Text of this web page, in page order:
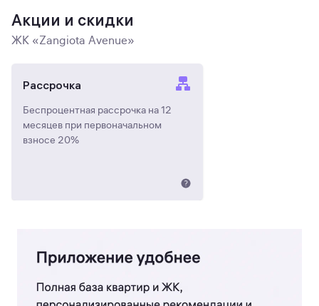
Акции и скидки
ЖК «Zangiota Avenue»
Рассрочка
Беспроцентная рассрочка на 12
месяцев при первоначальном
взносе 20%